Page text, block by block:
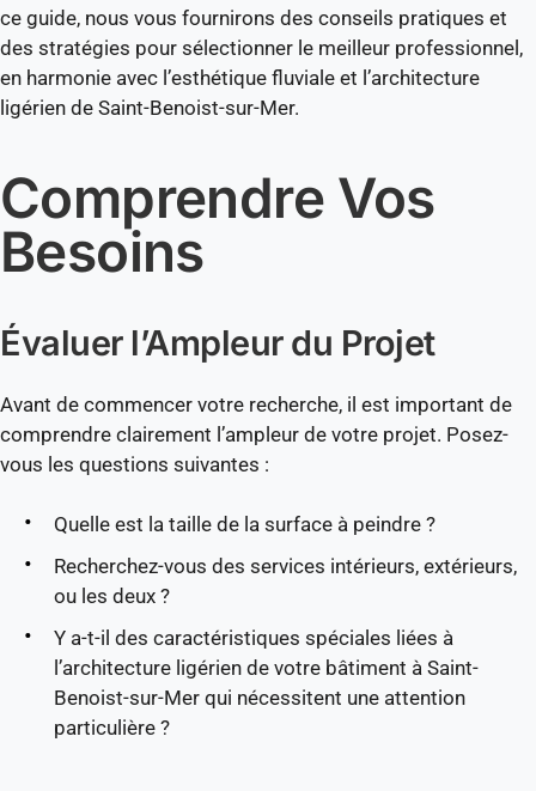
ce guide, nous vous fournirons des conseils pratiques et
des stratégies pour sélectionner le meilleur professionnel,
en harmonie avec l’esthétique fluviale et l’architecture
ligérien de Saint-Benoist-sur-Mer.
Comprendre Vos
Besoins
Évaluer l’Ampleur du Projet
Avant de commencer votre recherche, il est important de
comprendre clairement l’ampleur de votre projet. Posez-
vous les questions suivantes :
Quelle est la taille de la surface à peindre ?
Recherchez-vous des services intérieurs, extérieurs,
ou les deux ?
Y a-t-il des caractéristiques spéciales liées à
l’architecture ligérien de votre bâtiment à Saint-
Benoist-sur-Mer qui nécessitent une attention
particulière ?